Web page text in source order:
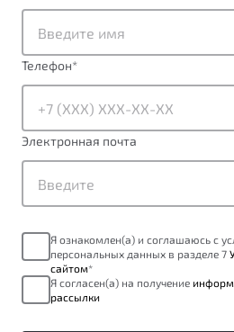
от 1 699 990 ₽*
Обзор В наличии
X70
Универсальный кроссовер
Подробно
Автомобили в наличии
Тест-драйв
Спецпредложения
Будьте еще более уверены на
Преимущества программы
Запись на сервис
Калькулятор ТО
Клиентская поддержка
Телефон*
Электронная почта
Я ознакомлен(а) и соглашаюсь с
персональных данных в разделе 7
сайтом*
Я согласен(а) на получение
рассылки